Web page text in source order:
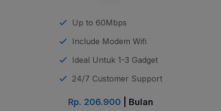
Up to 60Mbps
Include Modem Wifi
Ideal Untuk 1-3 Gadget
24/7 Customer Support
Rp. 206.900 | Bulan